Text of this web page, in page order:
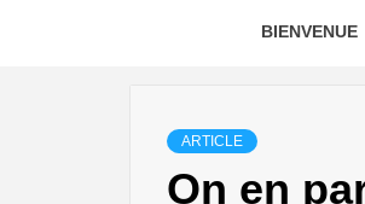
BIENVENUE
ARTICLE
On en